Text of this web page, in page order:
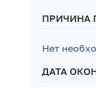
ПРИЧИНА
Нет
ДАТА